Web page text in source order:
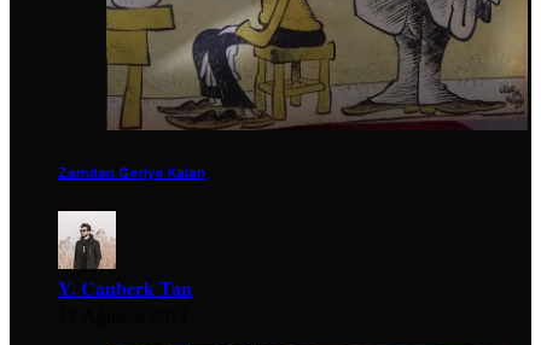
Zamdan Geriye Kalan
Y. Canberk Tan